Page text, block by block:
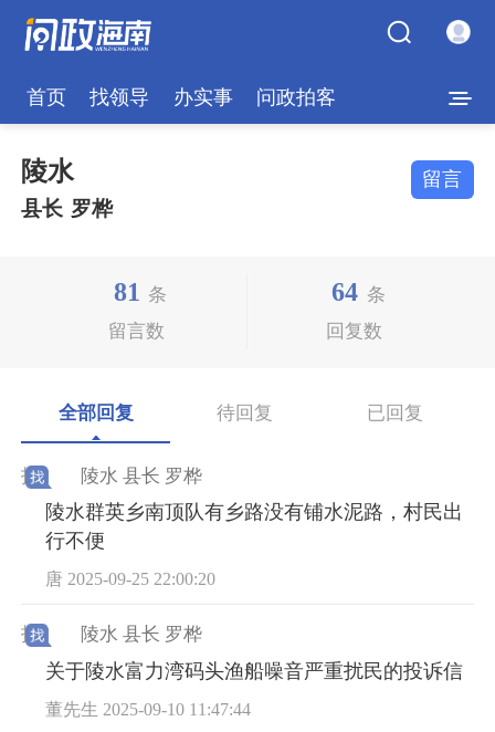
首页 找领导 办实事 问政拍客
陵水
县长 罗桦
留言
81 条
留言数
64 条
回复数
全部回复 待回复 已回复
找 陵水 县长 罗桦
陵水群英乡南顶队有乡路没有铺水泥路，村民出
行不便
唐 2025-09-25 22:00:20
找 陵水 县长 罗桦
关于陵水富力湾码头渔船噪音严重扰民的投诉信
董先生 2025-09-10 11:47:44